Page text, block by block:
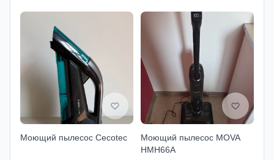
Моющий пылесос Cecotec
Моющий пылесос MOVA
HMH66A